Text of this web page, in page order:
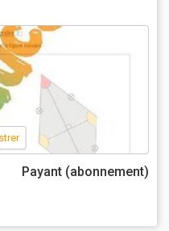
Payant (abonnement)